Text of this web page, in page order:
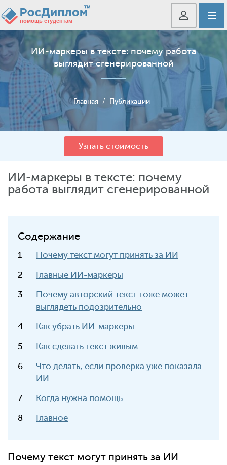
ИИ-маркеры в тексте: почему работа
выглядит сгенерированной
Главная / Публикации
Узнать стоимость
ИИ-маркеры в тексте: почему
работа выглядит сгенерированной
Содержание
Почему текст могут принять за ИИ
Главные ИИ-маркеры
Почему авторский текст тоже может
выглядеть подозрительно
Как убрать ИИ-маркеры
Как сделать текст живым
Что делать, если проверка уже показала
ИИ
Когда нужна помощь
Главное
Почему текст могут принять за ИИ